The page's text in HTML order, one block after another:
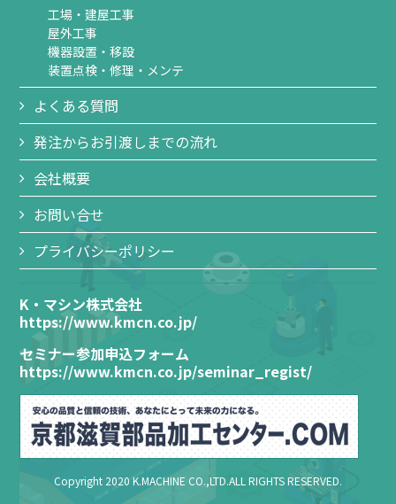
工場・建屋工事
屋外工事
機器設置・移設
装置点検・修理・メンテ
よくある質問
発注からお引渡しまでの流れ
会社概要
お問い合せ
プライバシーポリシー
K・マシン株式会社
https://www.kmcn.co.jp/
セミナー参加申込フォーム
https://www.kmcn.co.jp/seminar_regist/
Copyright 2020 K.MACHINE CO.,LTD.ALL RIGHTS RESERVED.